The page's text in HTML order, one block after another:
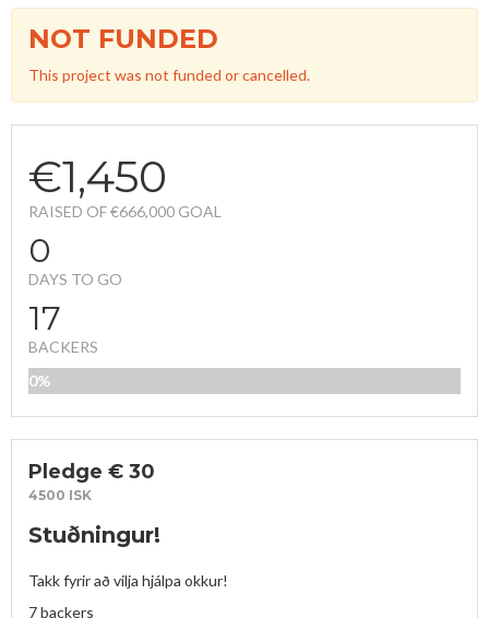
NOT FUNDED
This project was not funded or cancelled.
€1,450
RAISED OF €666,000 GOAL
0
DAYS TO GO
17
BACKERS
0%
Pledge € 30
4500 ISK
Stuðningur!
Takk fyrir að vilja hjálpa okkur!
7 backers